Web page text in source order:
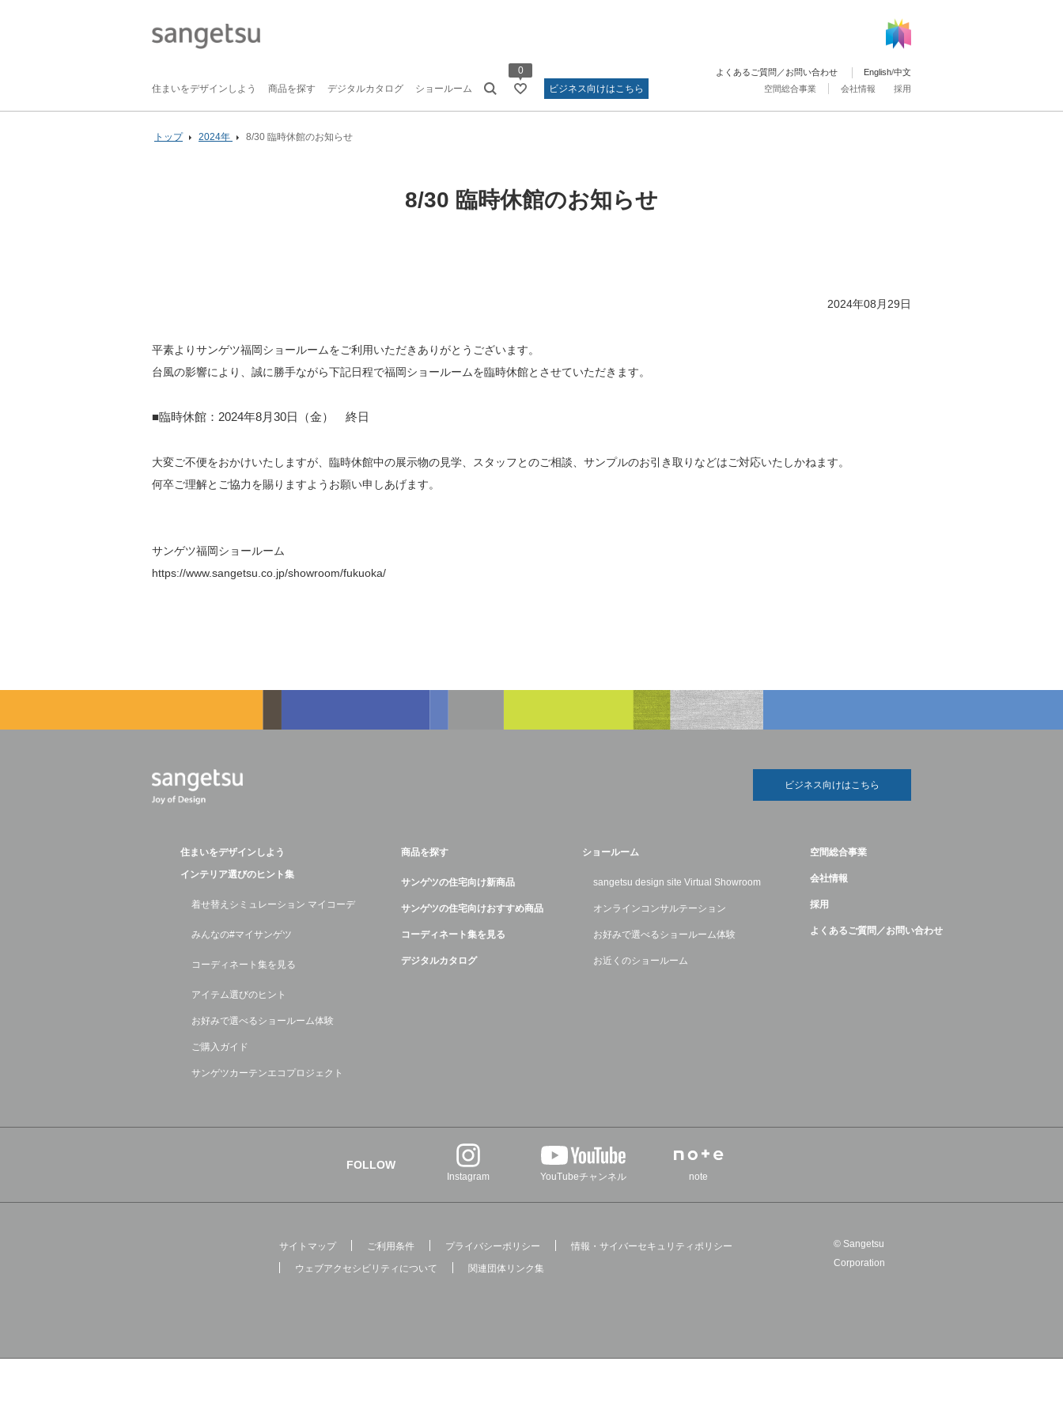
住まいをデザインしよう 商品を探す デジタルカタログ ショールーム
0
ビジネス向けはこちら
空間総合事業 会社情報 採用
よくあるご質問／お問い合わせ English/中文
トップ 2024年 8/30 臨時休館のお知らせ
8/30 臨時休館のお知らせ
2024年08月29日
平素よりサンゲツ福岡ショールームをご利用いただきありがとうございます。
台風の影響により、誠に勝手ながら下記日程で福岡ショールームを臨時休館とさせていただきます。
■臨時休館：2024年8月30日（金） 終日
大変ご不便をおかけいたしますが、臨時休館中の展示物の見学、スタッフとのご相談、サンプルのお引き取りなどはご対応いたしかねます。
何卒ご理解とご協力を賜りますようお願い申しあげます。
サンゲツ福岡ショールーム
https://www.sangetsu.co.jp/showroom/fukuoka/
ビジネス向けはこちら
住まいをデザインしよう
インテリア選びのヒント集
着せ替えシミュレーション マイコーデ
みんなの#マイサンゲツ
コーディネート集を見る
アイテム選びのヒント
お好みで選べるショールーム体験
ご購入ガイド
サンゲツカーテンエコプロジェクト
商品を探す
サンゲツの住宅向け新商品
サンゲツの住宅向けおすすめ商品
コーディネート集を見る
デジタルカタログ
ショールーム
sangetsu design site Virtual Showroom
オンラインコンサルテーション
お好みで選べるショールーム体験
お近くのショールーム
空間総合事業
会社情報
採用
よくあるご質問／お問い合わせ
FOLLOW
Instagram YouTubeチャンネル note
サイトマップ ご利用条件 プライバシーポリシー
情報・サイバーセキュリティポリシー
ウェブアクセシビリティについて
関連団体リンク集
© Sangetsu
Corporation